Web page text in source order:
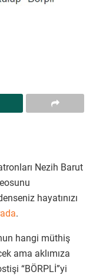
Nezih Barut
hayatınızı
.
hangi müthiş
ama aklımıza
“BÖRPLİ”yi